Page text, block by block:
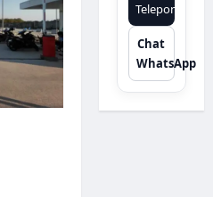
Telepon
Chat
WhatsApp